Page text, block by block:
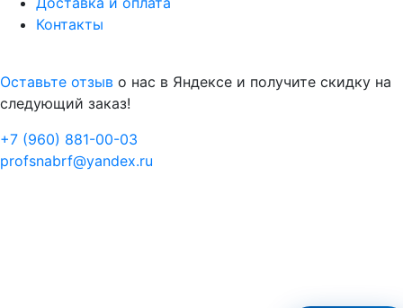
Контакты
Оставьте отзыв о нас в Яндексе и получите скидку на
следующий заказ!
+7 (960) 881-00-03
profsnabrf@yandex.ru